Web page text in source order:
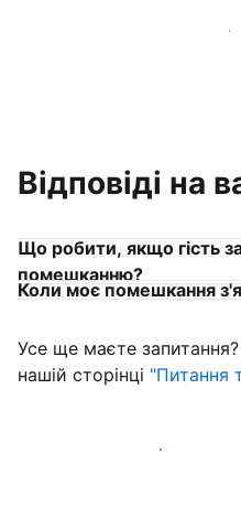
Приєднуйтеся до
Відповіді на
Що робити, якщо гість
помешканню?
Коли моє помешкання
Усе ще маєте запитання?
нашій сторінці "Питання
Розпочніть приймати